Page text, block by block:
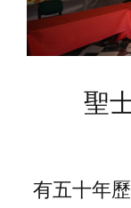
聖
有五十年